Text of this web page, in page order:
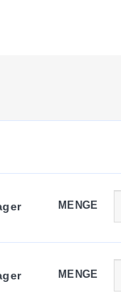
MENGE
MENGE